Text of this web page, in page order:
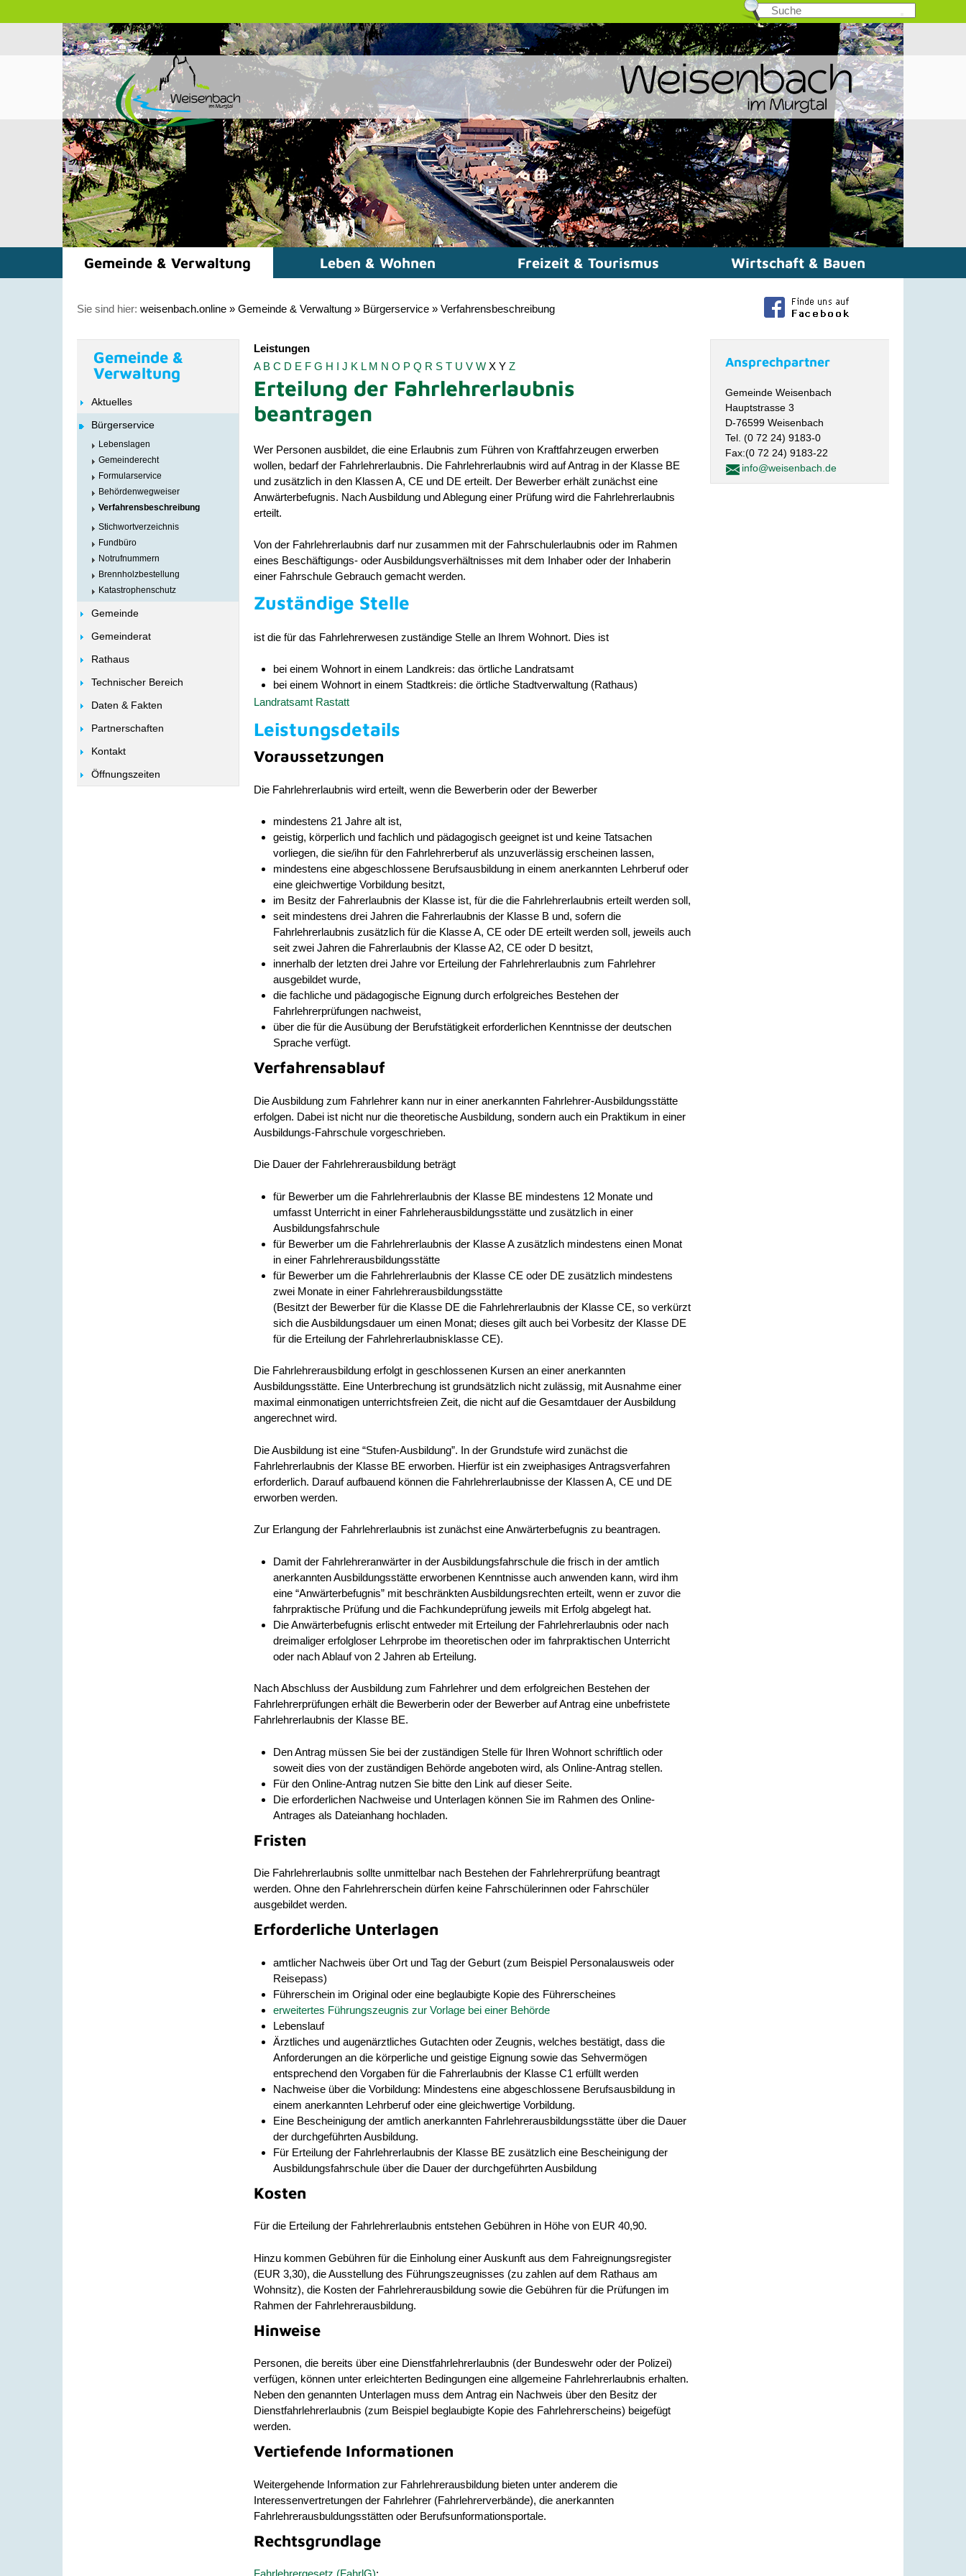
Gemeinde & Verwaltung Leben & Wohnen Freizeit & Tourismus Wirtschaft & Bauen
Sie sind hier: weisenbach.online » Gemeinde & Verwaltung » Bürgerservice » Verfahrensbeschreibung
Gemeinde &
Verwaltung
Aktuelles
Bürgerservice
Lebenslagen
Gemeinderecht
Formularservice
Behördenwegweiser
Verfahrensbeschreibung
Stichwortverzeichnis
Fundbüro
Notrufnummern
Brennholzbestellung
Katastrophenschutz
Gemeinde
Gemeinderat
Rathaus
Technischer Bereich
Daten & Fakten
Partnerschaften
Kontakt
Öffnungszeiten
Leistungen
A B C D E F G H I J K L M N O P Q R S T U V W X Y Z
Erteilung der Fahrlehrerlaubnis
beantragen
Wer Personen ausbildet, die eine Erlaubnis zum Führen von Kraftfahrzeugen erwerben
wollen, bedarf der Fahrlehrerlaubnis. Die Fahrlehrerlaubnis wird auf Antrag in der Klasse BE
und zusätzlich in den Klassen A, CE und DE erteilt. Der Bewerber erhält zunächst eine
Anwärterbefugnis. Nach Ausbildung und Ablegung einer Prüfung wird die Fahrlehrerlaubnis
erteilt.
Von der Fahrlehrerlaubnis darf nur zusammen mit der Fahrschulerlaubnis oder im Rahmen
eines Beschäftigungs- oder Ausbildungsverhältnisses mit dem Inhaber oder der Inhaberin
einer Fahrschule Gebrauch gemacht werden.
Zuständige Stelle
ist die für das Fahrlehrerwesen zuständige Stelle an Ihrem Wohnort. Dies ist
bei einem Wohnort in einem Landkreis: das örtliche Landratsamt
bei einem Wohnort in einem Stadtkreis: die örtliche Stadtverwaltung (Rathaus)
Landratsamt Rastatt
Leistungsdetails
Voraussetzungen
Die Fahrlehrerlaubnis wird erteilt, wenn die Bewerberin oder der Bewerber
mindestens 21 Jahre alt ist,
geistig, körperlich und fachlich und pädagogisch geeignet ist und keine Tatsachen
vorliegen, die sie/ihn für den Fahrlehrerberuf als unzuverlässig erscheinen lassen,
mindestens eine abgeschlossene Berufsausbildung in einem anerkannten Lehrberuf oder
eine gleichwertige Vorbildung besitzt,
im Besitz der Fahrerlaubnis der Klasse ist, für die die Fahrlehrerlaubnis erteilt werden soll,
seit mindestens drei Jahren die Fahrerlaubnis der Klasse B und, sofern die
Fahrlehrerlaubnis zusätzlich für die Klasse A, CE oder DE erteilt werden soll, jeweils auch
seit zwei Jahren die Fahrerlaubnis der Klasse A2, CE oder D besitzt,
innerhalb der letzten drei Jahre vor Erteilung der Fahrlehrerlaubnis zum Fahrlehrer
ausgebildet wurde,
die fachliche und pädagogische Eignung durch erfolgreiches Bestehen der
Fahrlehrerprüfungen nachweist,
über die für die Ausübung der Berufstätigkeit erforderlichen Kenntnisse der deutschen
Sprache verfügt.
Verfahrensablauf
Die Ausbildung zum Fahrlehrer kann nur in einer anerkannten Fahrlehrer-Ausbildungsstätte
erfolgen. Dabei ist nicht nur die theoretische Ausbildung, sondern auch ein Praktikum in einer
Ausbildungs-Fahrschule vorgeschrieben.
Die Dauer der Fahrlehrerausbildung beträgt
für Bewerber um die Fahrlehrerlaubnis der Klasse BE mindestens 12 Monate und
umfasst Unterricht in einer Fahrleherausbildungsstätte und zusätzlich in einer
Ausbildungsfahrschule
für Bewerber um die Fahrlehrerlaubnis der Klasse A zusätzlich mindestens einen Monat
in einer Fahrlehrerausbildungsstätte
für Bewerber um die Fahrlehrerlaubnis der Klasse CE oder DE zusätzlich mindestens
zwei Monate in einer Fahrlehrerausbildungsstätte
(Besitzt der Bewerber für die Klasse DE die Fahrlehrerlaubnis der Klasse CE, so verkürzt
sich die Ausbildungsdauer um einen Monat; dieses gilt auch bei Vorbesitz der Klasse DE
für die Erteilung der Fahrlehrerlaubnisklasse CE).
Die Fahrlehrerausbildung erfolgt in geschlossenen Kursen an einer anerkannten
Ausbildungsstätte. Eine Unterbrechung ist grundsätzlich nicht zulässig, mit Ausnahme einer
maximal einmonatigen unterrichtsfreien Zeit, die nicht auf die Gesamtdauer der Ausbildung
angerechnet wird.
Die Ausbildung ist eine “Stufen-Ausbildung”. In der Grundstufe wird zunächst die
Fahrlehrerlaubnis der Klasse BE erworben. Hierfür ist ein zweiphasiges Antragsverfahren
erforderlich. Darauf aufbauend können die Fahrlehrerlaubnisse der Klassen A, CE und DE
erworben werden.
Zur Erlangung der Fahrlehrerlaubnis ist zunächst eine Anwärterbefugnis zu beantragen.
Damit der Fahrlehreranwärter in der Ausbildungsfahrschule die frisch in der amtlich
anerkannten Ausbildungsstätte erworbenen Kenntnisse auch anwenden kann, wird ihm
eine “Anwärterbefugnis” mit beschränkten Ausbildungsrechten erteilt, wenn er zuvor die
fahrpraktische Prüfung und die Fachkundeprüfung jeweils mit Erfolg abgelegt hat.
Die Anwärterbefugnis erlischt entweder mit Erteilung der Fahrlehrerlaubnis oder nach
dreimaliger erfolgloser Lehrprobe im theoretischen oder im fahrpraktischen Unterricht
oder nach Ablauf von 2 Jahren ab Erteilung.
Nach Abschluss der Ausbildung zum Fahrlehrer und dem erfolgreichen Bestehen der
Fahrlehrerprüfungen erhält die Bewerberin oder der Bewerber auf Antrag eine unbefristete
Fahrlehrerlaubnis der Klasse BE.
Den Antrag müssen Sie bei der zuständigen Stelle für Ihren Wohnort schriftlich oder
soweit dies von der zuständigen Behörde angeboten wird, als Online-Antrag stellen.
Für den Online-Antrag nutzen Sie bitte den Link auf dieser Seite.
Die erforderlichen Nachweise und Unterlagen können Sie im Rahmen des Online-
Antrages als Dateianhang hochladen.
Fristen
Die Fahrlehrerlaubnis sollte unmittelbar nach Bestehen der Fahrlehrerprüfung beantragt
werden. Ohne den Fahrlehrerschein dürfen keine Fahrschülerinnen oder Fahrschüler
ausgebildet werden.
Erforderliche Unterlagen
amtlicher Nachweis über Ort und Tag der Geburt (zum Beispiel Personalausweis oder
Reisepass)
Führerschein im Original oder eine beglaubigte Kopie des Führerscheines
erweitertes Führungszeugnis zur Vorlage bei einer Behörde
Lebenslauf
Ärztliches und augenärztliches Gutachten oder Zeugnis, welches bestätigt, dass die
Anforderungen an die körperliche und geistige Eignung sowie das Sehvermögen
entsprechend den Vorgaben für die Fahrerlaubnis der Klasse C1 erfüllt werden
Nachweise über die Vorbildung: Mindestens eine abgeschlossene Berufsausbildung in
einem anerkannten Lehrberuf oder eine gleichwertige Vorbildung.
Eine Bescheinigung der amtlich anerkannten Fahrlehrerausbildungsstätte über die Dauer
der durchgeführten Ausbildung.
Für Erteilung der Fahrlehrerlaubnis der Klasse BE zusätzlich eine Bescheinigung der
Ausbildungsfahrschule über die Dauer der durchgeführten Ausbildung
Kosten
Für die Erteilung der Fahrlehrerlaubnis entstehen Gebühren in Höhe von EUR 40,90.
Hinzu kommen Gebühren für die Einholung einer Auskunft aus dem Fahreignungsregister
(EUR 3,30), die Ausstellung des Führungszeugnisses (zu zahlen auf dem Rathaus am
Wohnsitz), die Kosten der Fahrlehrerausbildung sowie die Gebühren für die Prüfungen im
Rahmen der Fahrlehrerausbildung.
Hinweise
Personen, die bereits über eine Dienstfahrlehrerlaubnis (der Bundeswehr oder der Polizei)
verfügen, können unter erleichterten Bedingungen eine allgemeine Fahrlehrerlaubnis erhalten.
Neben den genannten Unterlagen muss dem Antrag ein Nachweis über den Besitz der
Dienstfahrlehrerlaubnis (zum Beispiel beglaubigte Kopie des Fahrlehrerscheins) beigefügt
werden.
Vertiefende Informationen
Weitergehende Information zur Fahrlehrerausbildung bieten unter anderem die
Interessenvertretungen der Fahrlehrer (Fahrlehrerverbände), die anerkannten
Fahrlehrerausbuldungsstätten oder Berufsunformationsportale.
Rechtsgrundlage
Fahrlehrergesetz (FahrlG):
Ansprechpartner
Gemeinde Weisenbach
Hauptstrasse 3
D-76599 Weisenbach
Tel. (0 72 24) 9183-0
Fax:(0 72 24) 9183-22
info@weisenbach.de